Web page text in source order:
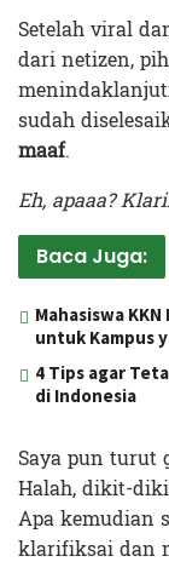
Setelah viral
dari netizen,
sudah
maaf.
Eh, apaaa?
Baca Juga:
Mahasiswa
untuk Kampus
4 Tips agar
di Indonesia
Saya pun turut
Halah, dikit-
Apa kemudian
klarifiksai dan